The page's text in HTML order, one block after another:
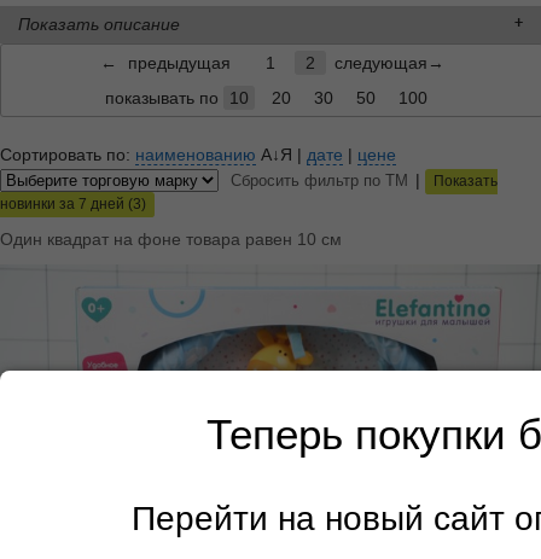
Теперь покупки
Перейти на новый сайт
Показать описание
←
предыдущая 1 2
следующая→
показывать по
10 20 30 50 100
Сортировать по: наименованию А↓Я | дате | цене
Сбросить фильтр по ТМ |
Показать
новинки за 7 дней (3)
Один квадрат на фоне товара равен 10 см